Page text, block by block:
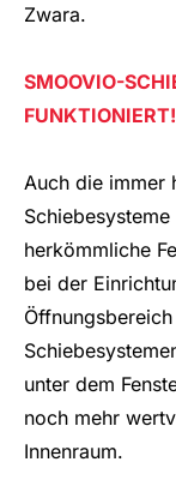
Zwara.
SMOOVIO-
FUNKTIONIERT!
Auch die immer
herkömmliche
bei der
unter dem
noch mehr
Innenraum.